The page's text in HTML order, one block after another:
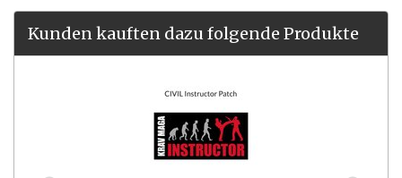
Kunden kauften dazu folgende Produkte